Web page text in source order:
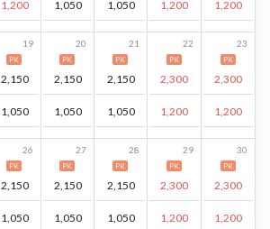
1,200 1,050 1,050 1,200 1,200
19
PK
2,150
1,050
20
PK
2,150
1,050
21
PK
2,150
1,050
22
PK
2,300
1,200
23
PK
2,300
1,200
26
PK
2,150
1,050
27
PK
2,150
1,050
28
PK
2,150
1,050
29
PK
2,300
1,200
30
PK
2,300
1,200